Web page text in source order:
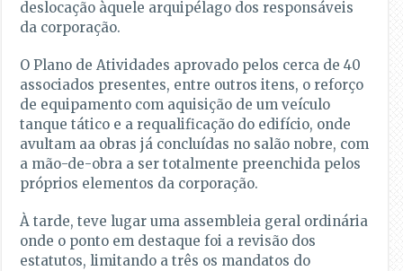
deslocação àquele arquipélago dos responsáveis
da corporação.
O Plano de Atividades aprovado pelos cerca de 40
associados presentes, entre outros itens, o reforço
de equipamento com aquisição de um veículo
tanque tático e a requalificação do edifício, onde
avultam aa obras já concluídas no salão nobre, com
a mão-de-obra a ser totalmente preenchida pelos
próprios elementos da corporação.
À tarde, teve lugar uma assembleia geral ordinária
onde o ponto em destaque foi a revisão dos
estatutos, limitando a três os mandatos do